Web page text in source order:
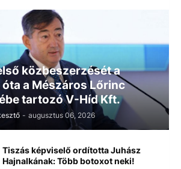
közbeszerzését a
a Mészáros Lőrinc
tartozó V-Híd Kft.
- augusztus 06, 2026
Tiszás képviselő ordította Juhász
Hajnalkának: Több botoxot neki!